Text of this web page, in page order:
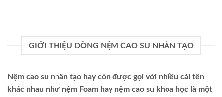
GIỚI THIỆU DÒNG NỆM CAO SU NHÂN TẠO
Nệm cao su nhân tạo hay còn được gọi với nhiều cái tên
khác nhau như nệm Foam hay nệm cao su khoa học là một